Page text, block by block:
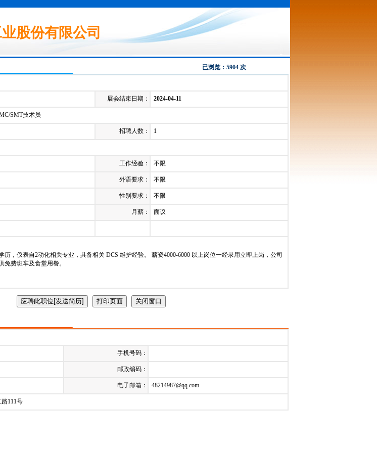
股份有限公司
已浏览：5904 次
展会结束日期： 2024-04-11
SMT技术员
招聘人数： 1
工作经验： 不限
外语要求： 不限
性别要求： 不限
月薪： 面议
历，仪表自2动化相关专业，具备相关 DCS 维护经验。 薪资4000-6000 以上岗位一经录用立即上岗，公司
免费班车及食堂用餐。
手机号码：
邮政编码：
电子邮箱： 48214987@qq.com
111号